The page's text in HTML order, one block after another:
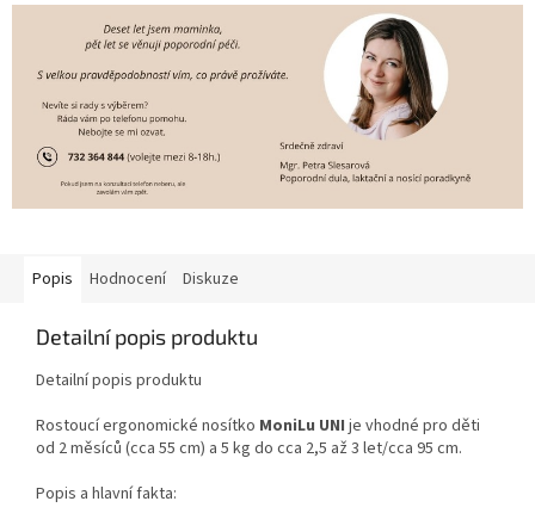
Popis Hodnocení Diskuze
Detailní popis produktu
Detailní popis produktu
Rostoucí ergonomické nosítko MoniLu UNI je vhodné pro děti
od 2 měsíců (cca 55 cm) a 5 kg do cca 2,5 až 3 let/cca 95 cm.
Popis a hlavní fakta: